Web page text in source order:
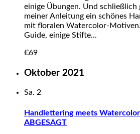
einige Übungen. Und
meiner Anleitung ein schönes
mit floralen Watercolor-
Guide, einige Stifte...
€69
Oktober 2021
Sa. 2
Handlettering meets
ABGESAGT